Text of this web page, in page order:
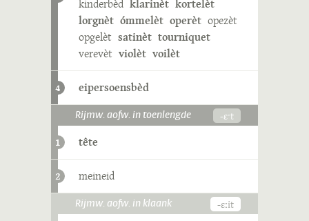
kinderbèd klarinèt kortelèt
lorgnèt ómmelèt operèt opezèt
opgelèt satinèt tourniquet
verevèt violèt voilèt
4 eipersoensbèd
Rijmw. aofw. in toenlengde -ɛˑt
1 tête
2 meineid
Rijmw. aofw. in klaank -ɛːit